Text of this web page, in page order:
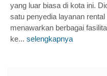
yang luar biasa di kota ini.
satu penyedia layanan
menawarkan berbagai
ke... selengkapnya